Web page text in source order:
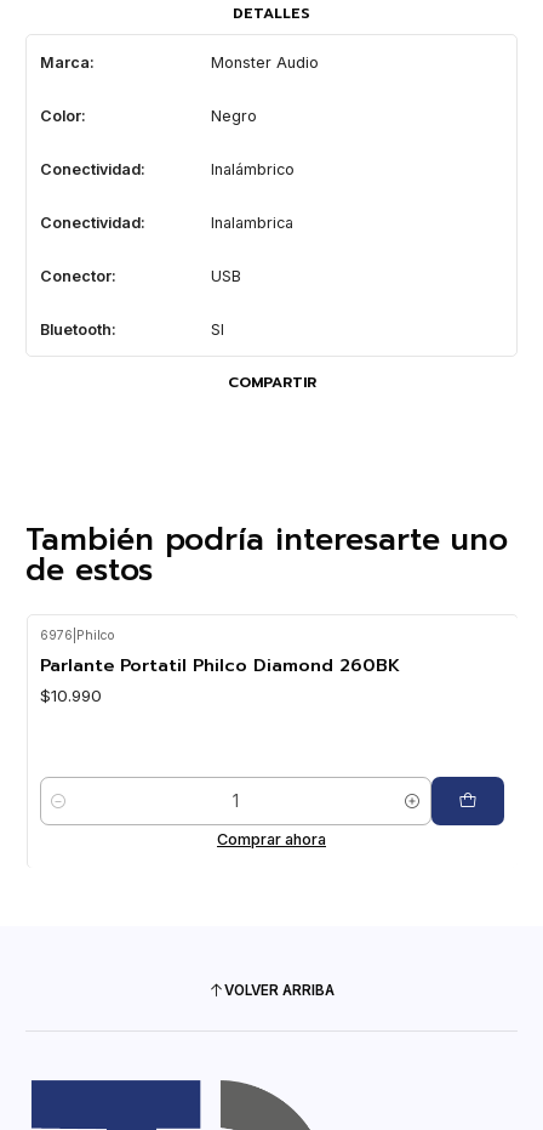
DETALLES
Marca: Monster Audio
Color: Negro
Conectividad: Inalámbrico
Conectividad: Inalambrica
Conector: USB
Bluetooth: SI
COMPARTIR
También podría interesarte uno
de estos
6976 Philco
Parlante Portatil Philco Diamond 260BK
$10.990
Cantidad
Comprar ahora
VOLVER ARRIBA